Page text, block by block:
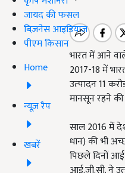
जायद की फसल
बिज़नेस आइडियाज
पीएम किसान
Home
न्यूज़ रैप
खबरें
भारत में आने
2017-18 में
उत्‍पादन 11
मानसून रहने की
साल 2016 में
धान) की भी
पिछले दिनों